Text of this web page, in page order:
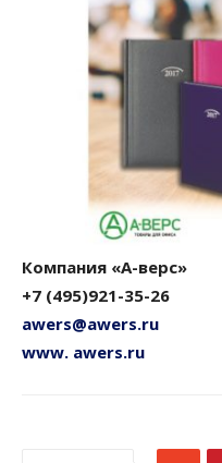
Компания «А-верс»
+7 (495)921-35-26
awers@awers.ru
www. awers.ru